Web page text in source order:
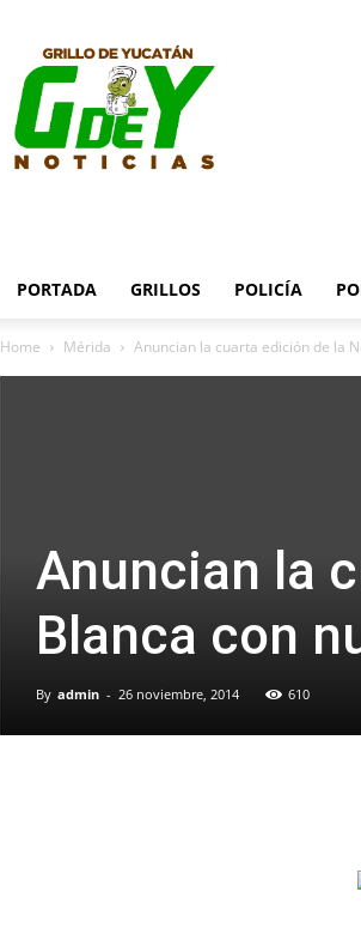
PORTADA GRILLOS POLICÍA
Home Mérida Anuncian la cuarta edición de la
Anuncian la
Blanca con
By admin - 26 noviembre, 2014 610